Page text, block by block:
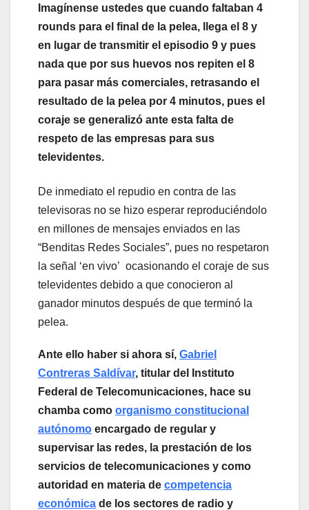
Imagínense ustedes que cuando faltaban 4
rounds para el final de la pelea, llega el 8 y
en lugar de transmitir el episodio 9 y pues
nada que por sus huevos nos repiten el 8
para pasar más comerciales, retrasando el
resultado de la pelea por 4 minutos, pues el
coraje se generalizó ante esta falta de
respeto de las empresas para sus
televidentes.
De inmediato el repudio en contra de las
televisoras no se hizo esperar reproduciéndolo
en millones de mensajes enviados en las
“Benditas Redes Sociales”, pues no respetaron
la señal ‘en vivo’ ocasionando el coraje de sus
televidentes debido a que conocieron al
ganador minutos después de que terminó la
pelea.
Ante ello haber si ahora sí, Gabriel
Contreras Saldívar, titular de l Instituto
Federal de Telecomunicaciones, hace su
chamba como organismo constitucional
autónomo encargado de regular y
supervisar las redes, la prestación de los
servicios de telecomunicaciones y como
autoridad en materia de competencia
económica de los sectores de radio y